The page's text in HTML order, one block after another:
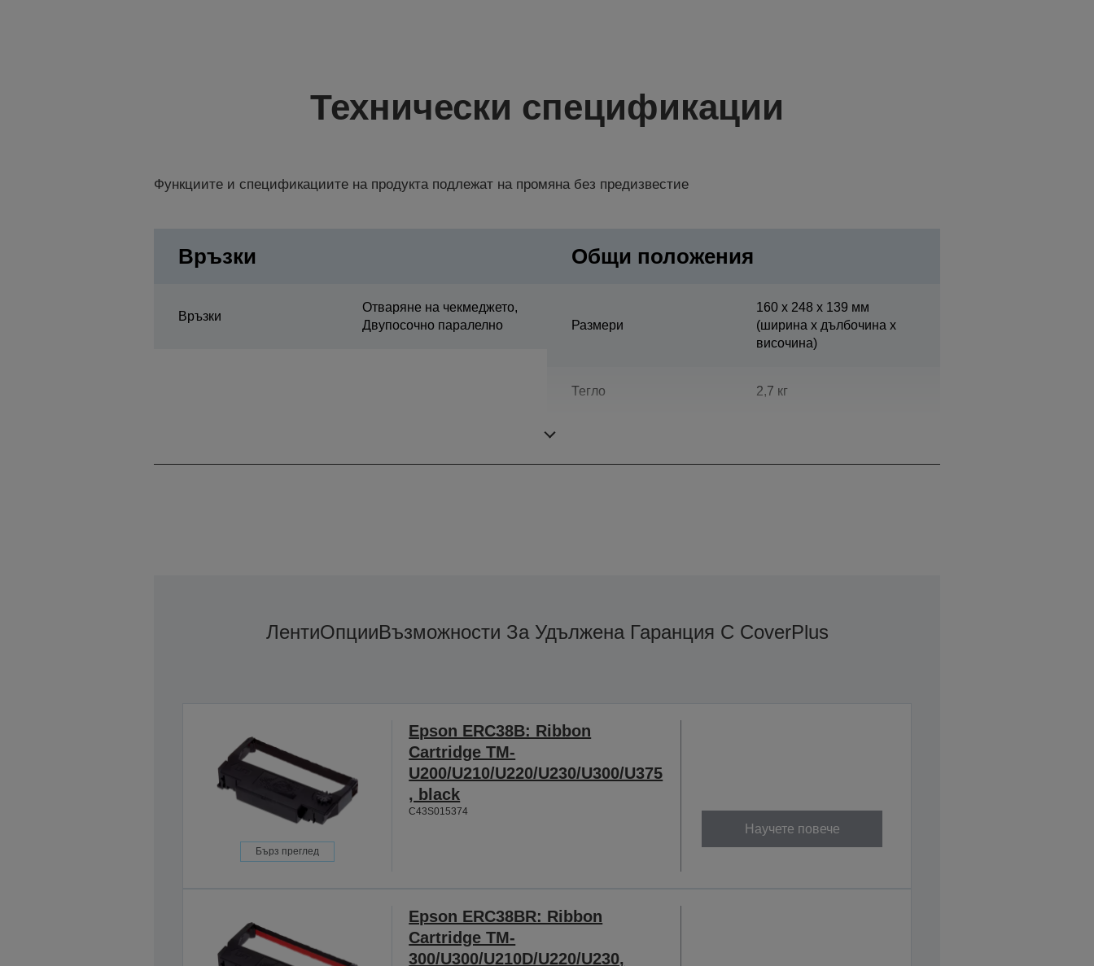
Технически спецификации
Функциите и спецификациите на продукта подлежат на промяна без предизвестие
Връзки
Връзки
Отваряне на чекмеджето,
Двупосочно паралелно
Общи положения
Размери
160‎ x 248 x 139 мм
(ширина x дълбочина x
височина)
Тегло 2,7 кг
ЛентиОпцииВъзможности За Удължена Гаранция С CoverPlus
Бърз преглед
Epson ERC38B: Ribbon
Cartridge TM-
U200/U210/U220/U230/U300/U375
, black
C43S015374
Научете повече
Epson ERC38BR: Ribbon
Cartridge TM-
300/U300/U210D/U220/U230,